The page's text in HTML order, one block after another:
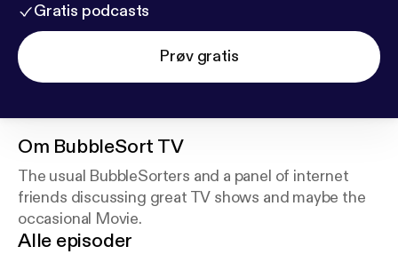
Gratis podcasts
Prøv gratis
Om BubbleSort TV
The usual BubbleSorters and a panel of internet
friends discussing great TV shows and maybe the
occasional Movie.
Alle episoder